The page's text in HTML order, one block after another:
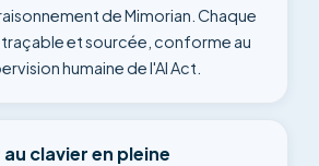
de Mimorian. Chaque
et sourcée, conforme au
humaine de l'AI Act.
clavier en pleine